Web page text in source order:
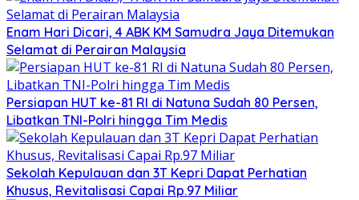
Enam Hari Dicari, 4 ABK KM Samudra Jaya Ditemukan
Selamat di Perairan Malaysia
Persiapan HUT ke-81 RI di Natuna Sudah 80 Persen,
Libatkan TNI-Polri hingga Tim Medis
Sekolah Kepulauan dan 3T Kepri Dapat Perhatian
Khusus, Revitalisasi Capai Rp.97 Miliar